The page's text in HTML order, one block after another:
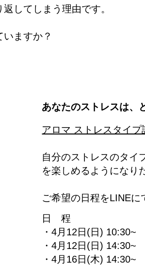
返してしまう理由です。
ますか？
あなたのストレスは、
アロマ ストレスタイ
自分のストレスのタイ
を楽しめるようになり
ご希望の日程をLINEに
​日 程
・4月12日(日) 10:30~
・4月12日(日) 14:30~
・4月16日(木) 14:30~